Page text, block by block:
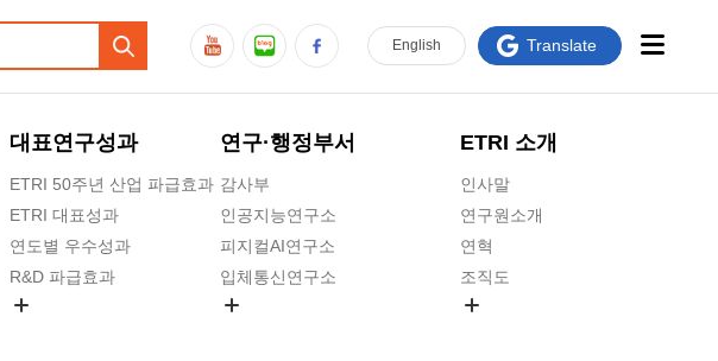
대표연구성과
ETRI 50주년 산업 파급효과
ETRI 대표성과
연도별 우수성과
R&D 파급효과
연구·행정부서
감사부
인공지능연구소
피지컬AI연구소
입체통신연구소
ETRI 소개
인사말
연구원소개
연혁
조직도
English Translate